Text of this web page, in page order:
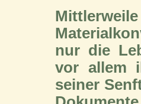
nur die
vor allem
seiner